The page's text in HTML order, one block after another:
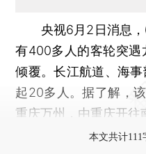
央视6月2日消息，6
有400多人的客轮突遇
倾覆。长江航道、海
起20多人。据了解，
重庆万州，由重庆开往
本文共计